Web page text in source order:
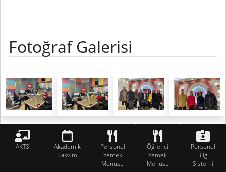
Fotoğraf Galerisi
AKTS
Akademik
Takvim
Personel
Yemek
Menüsü
Öğrenci
Yemek
Menüsü
Personel
Bilgi
Sistemi